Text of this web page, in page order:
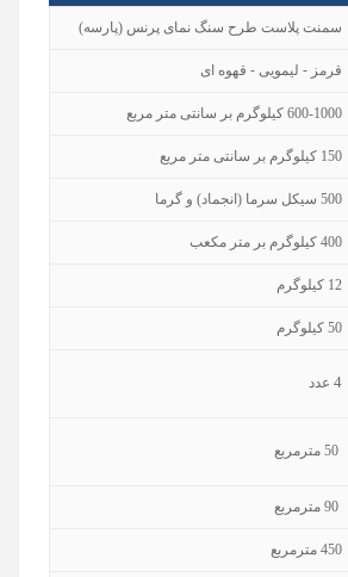
سمنت پلاست طرح سنگ نمای پرنس (پارسه)
قرمز - لیمویی - قهوه ای
600-1000 کیلوگرم بر سانتی متر مربع
150 کیلوگرم بر سانتی متر مربع
500 سیکل سرما (انجماد) و گرما
400 کیلوگرم بر متر مکعب
12 کیلوگرم
50 کیلوگرم
4 عدد
50 مترمربع
90 مترمربع
450 مترمربع